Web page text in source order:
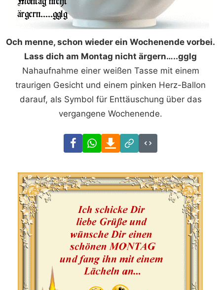
Och menne, schon wieder ein Wochenende vorbei.
Lass dich am Montag nicht ärgern…..gglg
Nahaufnahme einer weißen Tasse mit einem
traurigen Gesicht und einem pinken Herz-Ballon
darauf, als Symbol für Enttäuschung über das
vergangene Wochenende.
FacebookWhatsAppDownload
Link
Code